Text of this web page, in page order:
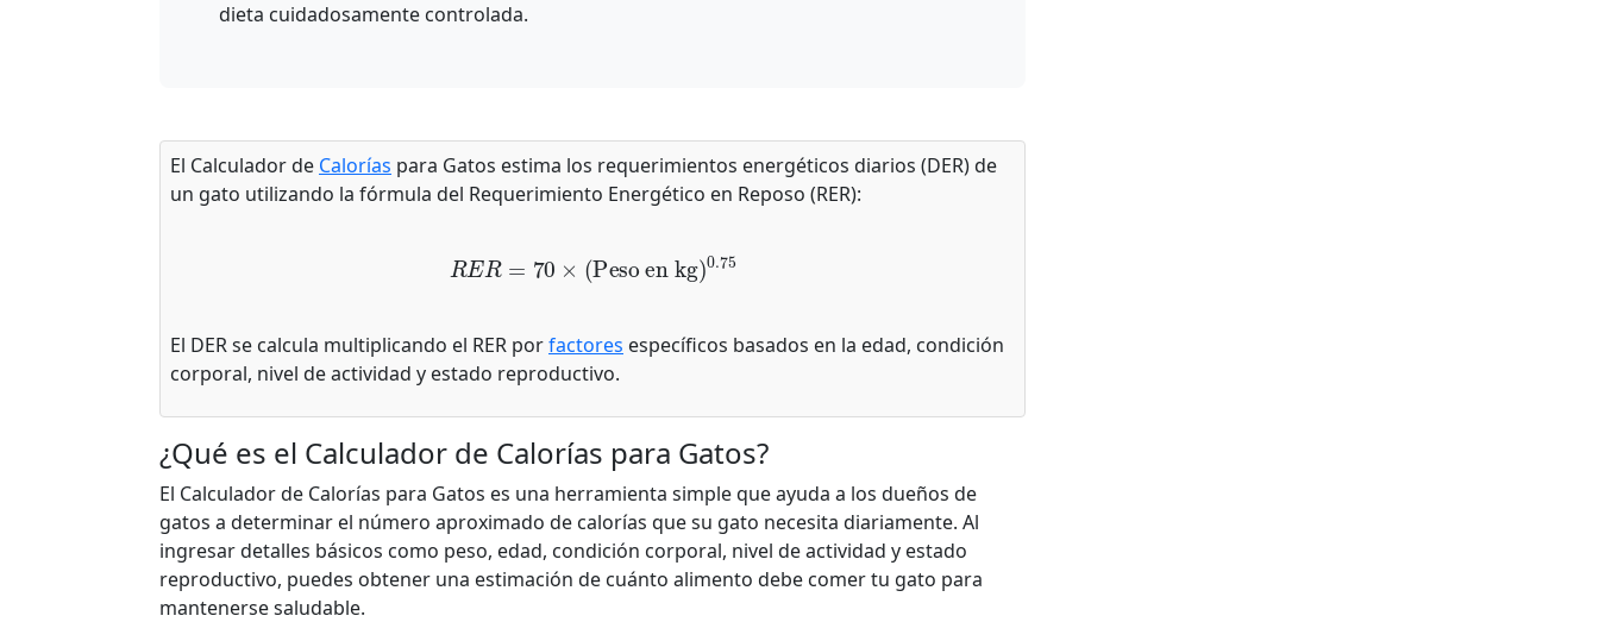
dieta cuidadosamente controlada.
El Calculador de Calorías para Gatos estima los requerimientos energéticos diarios (DER) de
un gato utilizando la fórmula del Requerimiento Energético en Reposo (RER):
Peso en kg 0.75
El DER se calcula multiplicando el RER porfactores específicos basados en la edad, condición
corporal, nivel de actividad y estado reproductivo.
¿Qué es el Calculador de Calorías para Gatos?
El Calculador de Calorías para Gatos es una herramienta simple que ayuda a los dueños de
gatos a determinar el número aproximado de calorías que su gato necesita diariamente. Al
ingresar detalles básicos como peso, edad, condición corporal, nivel de actividad y estado
reproductivo, puedes obtener una estimación de cuánto alimento debe comer tu gato para
mantenerse saludable.